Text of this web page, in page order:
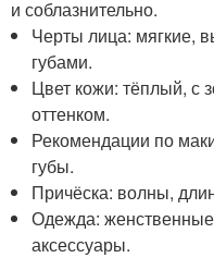
и соблазнительно.
Черты лица: мягкие,
губами.
Цвет кожи: тёплый, с
оттенком.
Рекомендации по
губы.
Причёска: волны,
Одежда: женственные
аксессуары.